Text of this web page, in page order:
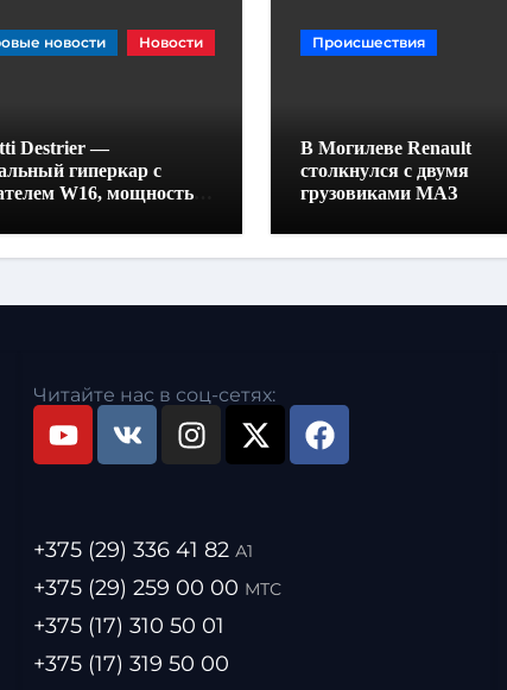
новости Новости
Destrier —
гиперкар с
W16, мощностью
всего один метр
Происшествия
В Могилеве Renault
столкнулся с двумя
грузовиками МАЗ
Читайте нас в соц-сетях:
+375 (29) 336 41 82 А1
+375 (29) 259 00 00 МТС
+375 (17) 310 50 01
+375 (17) 319 50 00